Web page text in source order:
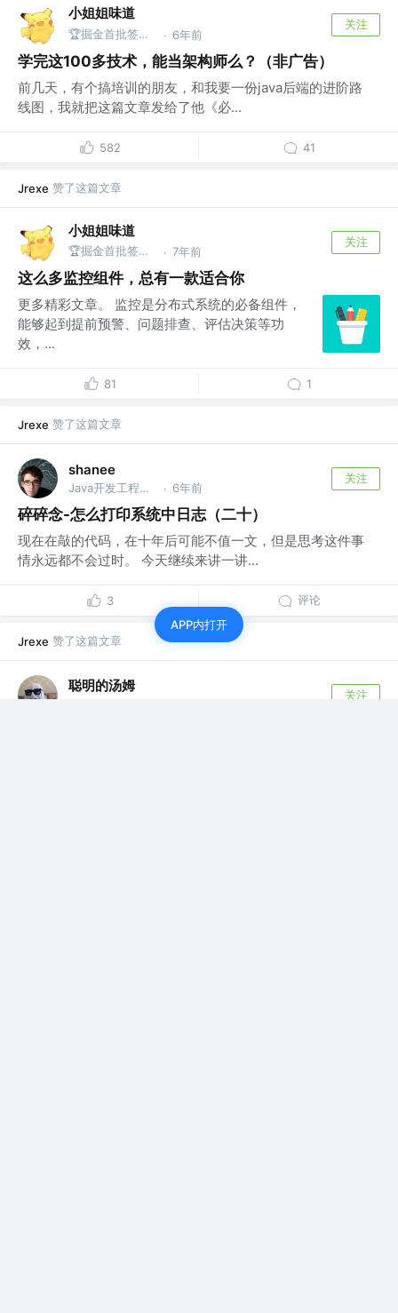
小姐姐味道
🏆掘金首批签约作者 @公众号：xjjdog · 6年前
关注
学完这100多技术，能当架构师么？（非广告）
前几天，有个搞培训的朋友，和我要一份java后端的进阶路
线图，我就把这篇文章发给了他《必...
582 41
Jrexe 赞了这篇文章
小姐姐味道
🏆掘金首批签约作者 @公众号：xjjdog · 7年前
关注
这么多监控组件，总有一款适合你
更多精彩文章。 监控是分布式系统的必备组件，
能够起到提前预警、问题排查、评估决策等功
效，...
81 1
Jrexe 赞了这篇文章
shanee
Java开发工程师 @某互联网风控公司 · 6年前
关注
碎碎念-怎么打印系统中日志（二十）
现在在敲的代码，在十年后可能不值一文，但是思考这件事
情永远都不会过时。 今天继续来讲一讲...
3 评论
Jrexe 赞了这篇文章
聪明的汤姆
关注
APP内打开